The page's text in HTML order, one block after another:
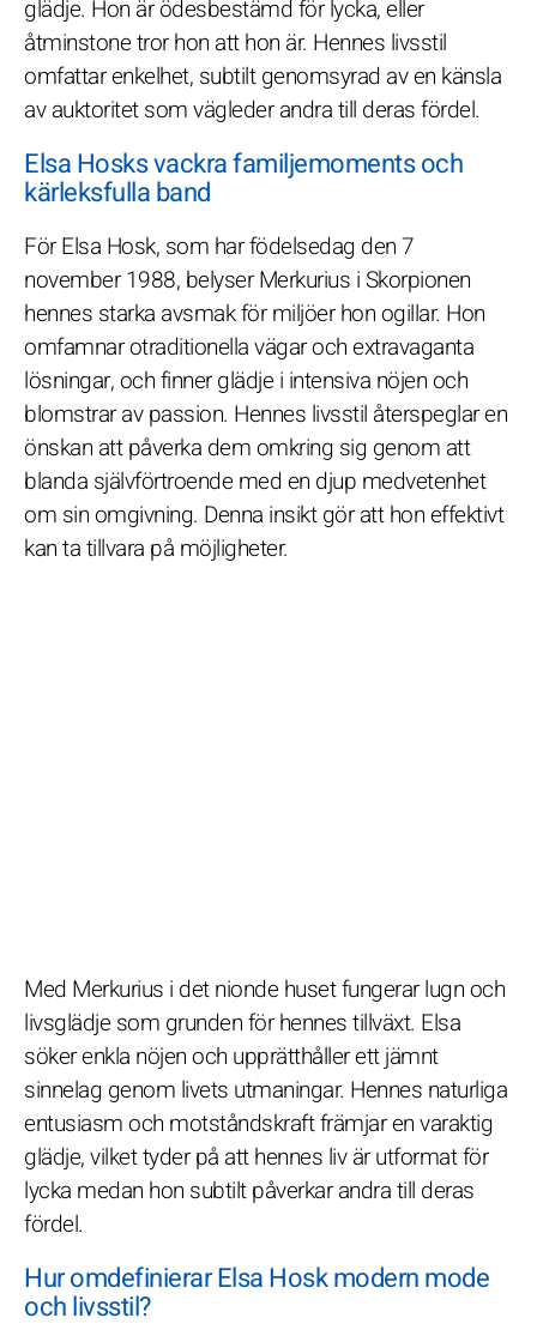
glädje. Hon är ödesbestämd för lycka, eller
åtminstone tror hon att hon är. Hennes livsstil
omfattar enkelhet, subtilt genomsyrad av en känsla
av auktoritet som vägleder andra till deras fördel.
Elsa Hosks vackra familjemoments och
kärleksfulla band
För Elsa Hosk, som har födelsedag den 7
november 1988, belyser Merkurius i Skorpionen
hennes starka avsmak för miljöer hon ogillar. Hon
omfamnar otraditionella vägar och extravaganta
lösningar, och finner glädje i intensiva nöjen och
blomstrar av passion. Hennes livsstil återspeglar en
önskan att påverka dem omkring sig genom att
blanda självförtroende med en djup medvetenhet
om sin omgivning. Denna insikt gör att hon effektivt
kan ta tillvara på möjligheter.
Med Merkurius i det nionde huset fungerar lugn och
livsglädje som grunden för hennes tillväxt. Elsa
söker enkla nöjen och upprätthåller ett jämnt
sinnelag genom livets utmaningar. Hennes naturliga
entusiasm och motståndskraft främjar en varaktig
glädje, vilket tyder på att hennes liv är utformat för
lycka medan hon subtilt påverkar andra till deras
fördel.
Hur omdefinierar Elsa Hosk modern mode
och livsstil?